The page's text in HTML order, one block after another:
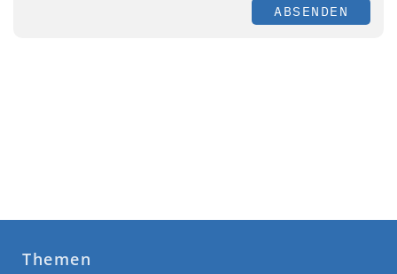
ABSENDEN
Themen